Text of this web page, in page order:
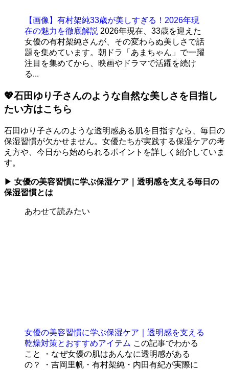
【画像】有村架純33歳が美しすぎる！2026年現
在の魅力を徹底解説 2026年現在、33歳を迎えた
女優の有村架純さんが、その変わらぬ美しさで話
題を集めています。朝ドラ「あまちゃん」で一躍
注目を集めてから、映画やドラマで活躍を続け
る...
💖石田ゆり子さんのような自然な美しさを目指し
たい方はこちら
石田ゆり子さんのような透明感ある肌を目指すなら、毎日の
保湿習慣が欠かせません。女優たちが実践する保湿ケアの考
え方や、今日から始められるポイントを詳しく紹介していま
す。
▶ 女優の美容習慣に学ぶ保湿ケア｜透明感を支える毎日の
保湿習慣とは
あわせて読みたい
女優の美容習慣に学ぶ保湿ケア｜透明感を支える
乾燥対策とおすすめアイテム この記事でわかる
こと ・なぜ女優の肌はあんなに透明感がある
の？ ・吉岡里帆・有村架純・内田有紀が実際に